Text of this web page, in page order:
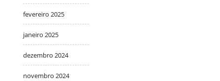
fevereiro 2025
janeiro 2025
dezembro 2024
novembro 2024